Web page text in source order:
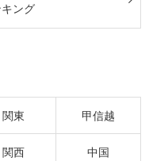
ング
関東 甲信越
関西 中国